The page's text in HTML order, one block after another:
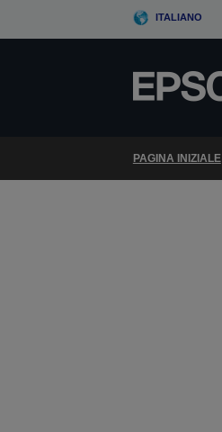
ITALIANO
PAGINA INIZIALE